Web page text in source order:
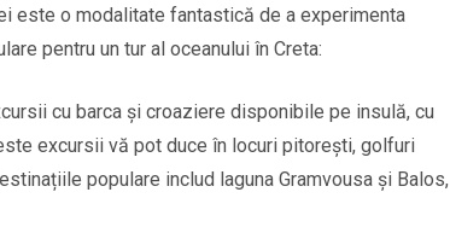
este o modalitate fantastică de a experimenta
pentru un tur al oceanului în Creta:
cu barca și croaziere disponibile pe insulă, cu
excursii vă pot duce în locuri pitorești, golfuri
populare includ laguna Gramvousa și Balos,